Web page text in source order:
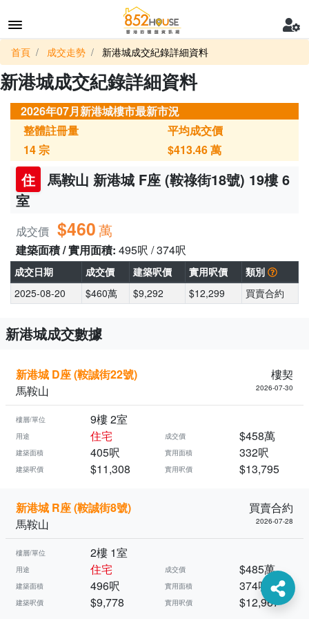
首頁 成交走勢 新港城成交紀錄詳細資料
新港城成交紀錄詳細資料
2026年07月新港城樓市最新市況
整體註冊量
14宗
平均成交價
$413.46萬
住
馬鞍山 新港城 F座 (鞍祿街18號) 19樓 6
室
成交價 $460萬
建築面積 / 實用面積: 495呎 / 374呎
成交日期 成交價 建築呎價 實用呎價
類別
2025-08-20
$460萬 $9,292 $12,299 買賣合約
新港城成交數據
新港城 D座 (鞍誠街22號)
樓契
馬鞍山
2026-07-30
樓層/單位 9樓 2室
用途 住宅 成交價 $458萬
建築面積 405呎 實用面積 332呎
建築呎價 $11,308 實用呎價 $13,795
新港城 R座 (鞍誠街8號)
買賣合約
馬鞍山
2026-07-28
樓層/單位 2樓 1室
用途 住宅 成交價 $485萬
建築面積 496呎 實用面積 374呎
建築呎價 $9,778 實用呎價 $12,967